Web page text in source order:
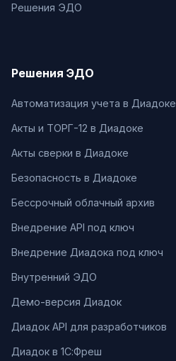
Решения ЭДО
Решения ЭДО
Автоматизация учета в Диадоке
Акты и ТОРГ-12 в Диадоке
Акты сверки в Диадоке
Безопасность в Диадоке
Бессрочный облачный архив
Внедрение API под ключ
Внедрение Диадока под ключ
Внутренний ЭДО
Демо-версия Диадок
Диадок API для разработчиков
Диадок в 1С:Фреш